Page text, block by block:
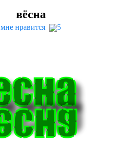
вёсна
мне нравится 5